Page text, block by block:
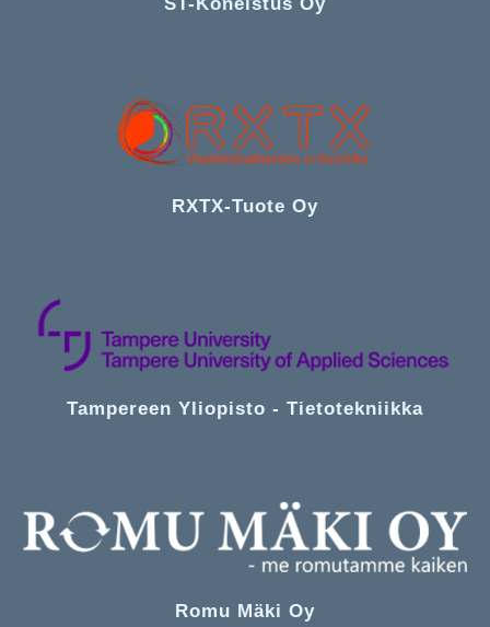
RXTX-Tuote Oy
Tampereen Yliopisto - Tietotekniikka
Romu Mäki Oy